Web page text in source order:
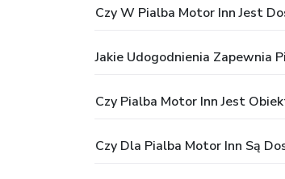
Czy W Pialba Motor Inn Jest
Jakie Udogodnienia Zapewnia
Czy Pialba Motor Inn Jest
Czy Dla Pialba Motor Inn Są